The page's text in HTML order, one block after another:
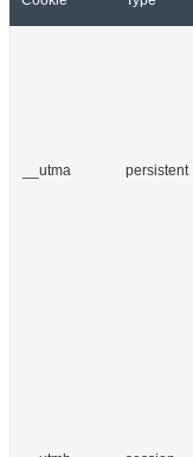
__utma persistent